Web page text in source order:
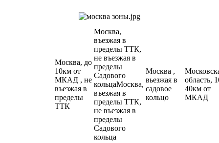
Москва, до
10км от
МКАД , не
въезжая в
пределы
ТТК
Москва,
въезжая в
пределы ТТК,
не въезжая в
пределы
Садового
кольцаМосква,
въезжая в
пределы ТТК,
не въезжая в
пределы
Садового
кольца
Москва ,
вьезжая в
садовое
кольцо
область,
40км от
МКАД